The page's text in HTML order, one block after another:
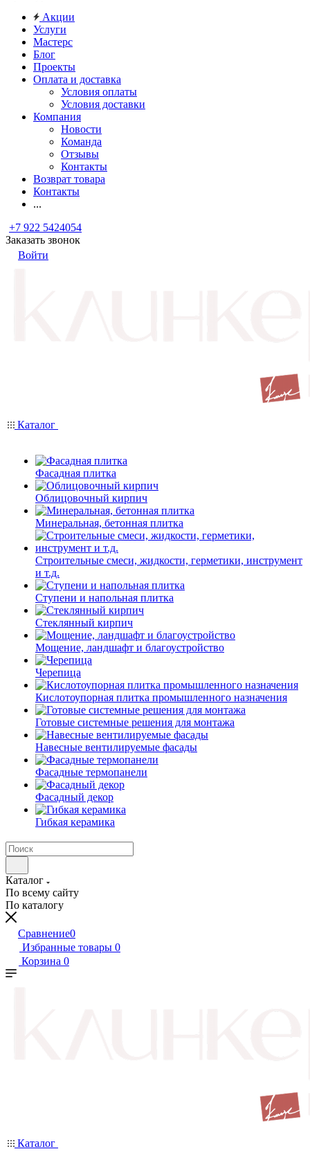
Акции
Услуги
Мастерс
Блог
Проекты
Оплата и доставка
Условия оплаты
Условия доставки
Компания
Новости
Команда
Отзывы
Контакты
Возврат товара
Контакты
...
+7 922 5424054
Заказать звонок
Войти
Каталог
Фасадная плитка
Облицовочный кирпич
Минеральная, бетонная плитка
Строительные смеси, жидкости, герметики, инструмент
и т.д.
Ступени и напольная плитка
Cтеклянный кирпич
Мощение, ландшафт и благоустройство
Черепица
Кислотоупорная плитка промышленного назначения
Готовые системные решения для монтажа
Навесные вентилируемые фасады
Фасадные термопанели
Фасадный декор
Гибкая керамика
Каталог
По всему сайту
По каталогу
Сравнение0
Избранные товары 0
Корзина 0
Каталог